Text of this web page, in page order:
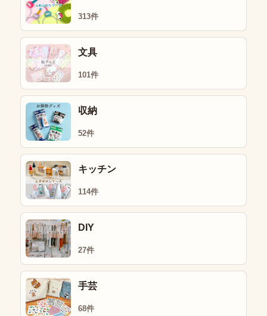
313件
文具
101件
収納
52件
キッチン
114件
DIY
27件
手芸
68件